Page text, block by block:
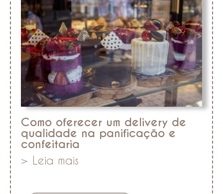
Como oferecer um delivery de
qualidade na panificação e
confeitaria
> Leia mais